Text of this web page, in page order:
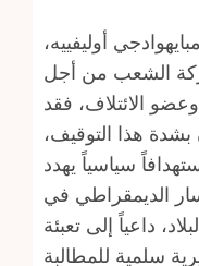
أوليفييه،
الشعب من أجل
الائتلاف، فقد
بشدة هذا التوقيف،
سياسياً يهدد
الديمقراطي في
داعياً إلى تعبئة
سلمية للمطالبة